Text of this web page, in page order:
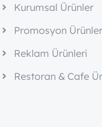
Kurumsal Ürünler
Promosyon
Reklam Ürünleri
Restoran & Cafe